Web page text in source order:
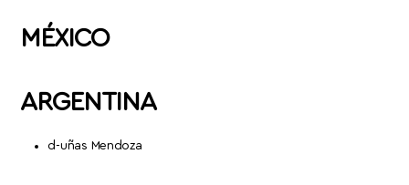
MÉXICO
ARGENTINA
d-uñas Mendoza